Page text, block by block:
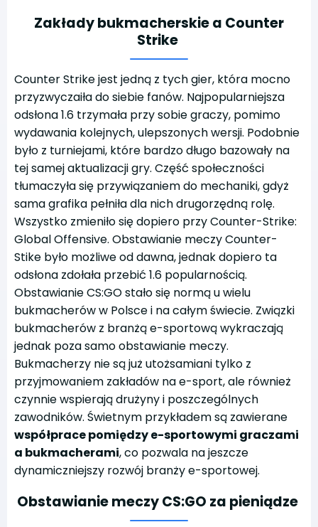
Zakłady bukmacherskie a Counter
Strike
Counter Strike jest jedną z tych gier, która mocno
przyzwyczaiła do siebie fanów. Najpopularniejsza
odsłona 1.6 trzymała przy sobie graczy, pomimo
wydawania kolejnych, ulepszonych wersji. Podobnie
było z turniejami, które bardzo długo bazowały na
tej samej aktualizacji gry. Część społeczności
tłumaczyła się przywiązaniem do mechaniki, gdyż
sama grafika pełniła dla nich drugorzędną rolę.
Wszystko zmieniło się dopiero przy Counter-Strike:
Global Offensive. Obstawianie meczy Counter-
Stike było możliwe od dawna, jednak dopiero ta
odsłona zdołała przebić 1.6 popularnością.
Obstawianie CS:GO stało się normą u wielu
bukmacherów w Polsce i na całym świecie. Związki
bukmacherów z branżą e-sportową wykraczają
jednak poza samo obstawianie meczy.
Bukmacherzy nie są już utożsamiani tylko z
przyjmowaniem zakładów na e-sport, ale również
czynnie wspierają drużyny i poszczególnych
zawodników. Świetnym przykładem są zawierane
współprace pomiędzye-sportowymi graczami
a bukmacherami, co pozwala na jeszcze
dynamiczniejszy rozwój branży e-sportowej.
Obstawianie meczy CS:GO za pieniądze